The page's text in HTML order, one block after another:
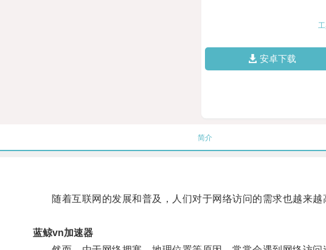
安卓下载
简介
随着互联网的发展和普及，人们对于网络访问的需求也越来越
蓝鲸vn加速器